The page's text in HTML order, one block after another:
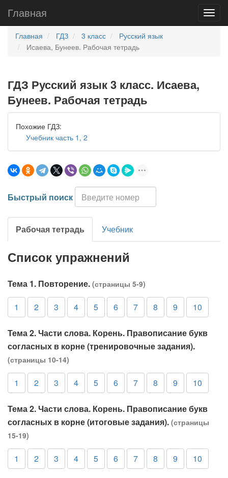
Главная
Главная ГДЗ 3 класс
Русский язык
Исаева, Бунеев. Рабочая тетрадь
ГДЗ Русский язык 3 класс. Исаева,
Бунеев. Рабочая тетрадь
Похожие ГДЗ:
Учебник часть 1, 2
Быстрый поиск
Рабочая тетрадь Учебник
Список упражнений
Тема 1. Повторение. (страницы 5-9)
1 2 3 4 5 6 7 8 9 10
Тема 2. Части слова. Корень. Правописание букв
согласных в корне (тренировочные задания).
(страницы 10-14)
1 2 3 4 5 6 7 8 9 10
Тема 2. Части слова. Корень. Правописание букв
согласных в корне (итоговые задания). (страницы
15-19)
1 2 3 4 5 6 7 8 9 10